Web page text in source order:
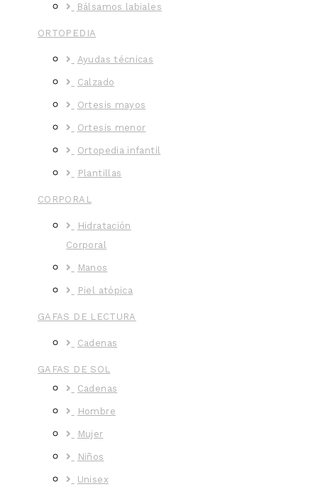
Bálsamos labiales
ORTOPEDIA
Ayudas técnicas
Calzado
Ortesis mayos
Ortesis menor
Ortopedia infantil
Plantillas
CORPORAL
Hidratación
Corporal
Manos
Piel atópica
GAFAS DE LECTURA
Cadenas
GAFAS DE SOL
Cadenas
Hombre
Mujer
Niños
Unisex